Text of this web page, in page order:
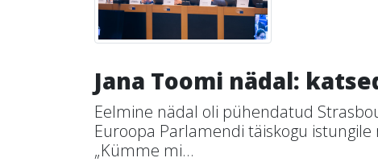
Jana Toomi nädal:
Eelmine nädal oli pühendatud
Euroopa Parlamendi täiskogu
„Kümme mi...